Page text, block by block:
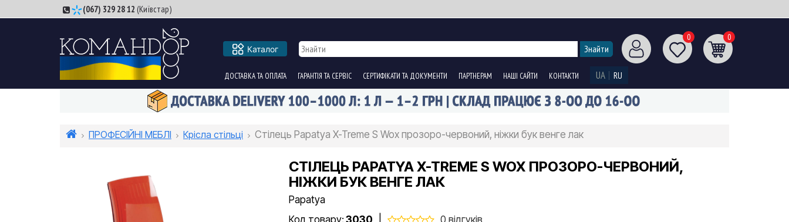
(067) 329 28 12 (Київстар)
Каталог
0 0
ДОСТАВКА ТА ОПЛАТА ГАРАНТІЯ ТА СЕРВІС СЕРТИФІКАТИ ТА ДОКУМЕНТИ ПАРТНЕРАМ НАШІ САЙТИ КОНТАКТИ UA RU
ПРОФЕСІЙНІ МЕБЛІ Крісла стільці Стілець Papatya X-Treme S Wox прозоро-червоний, ніжки бук венге лак
СТІЛЕЦЬ PAPATYA X-TREME S WOX ПРОЗОРО-ЧЕРВОНИЙ,
НІЖКИ БУК ВЕНГЕ ЛАК
Papatya